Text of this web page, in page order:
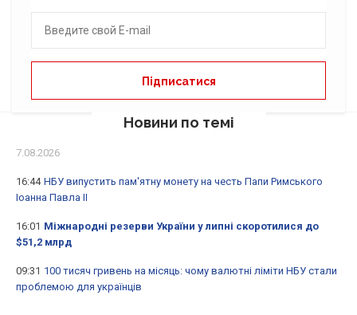
Новини по темі
7.08.2026
16:44 НБУ випустить пам'ятну монету на честь Папи Римського
Іоанна Павла II
16:01 Міжнародні резерви України у липні скоротилися до
$51,2 млрд
09:31 100 тисяч гривень на місяць: чому валютні ліміти НБУ стали
проблемою для українців